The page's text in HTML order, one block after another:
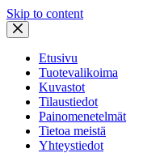
Skip to content
Etusivu
Tuotevalikoima
Kuvastot
Tilaustiedot
Painomenetelmät
Tietoa meistä
Yhteystiedot